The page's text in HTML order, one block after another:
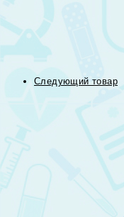
Следующий товар